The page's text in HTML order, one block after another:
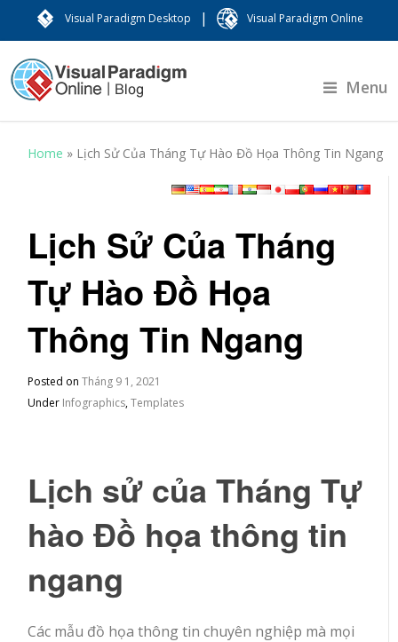
Visual Paradigm Desktop | Visual Paradigm Online
Menu
Home » Lịch Sử Của Tháng Tự Hào Đồ Họa Thông Tin Ngang
Lịch Sử Của Tháng
Tự Hào Đồ Họa
Thông Tin Ngang
Posted onTháng 9 1, 2021
Under Infographics,Templates
Lịch sử của Tháng Tự
hào Đồ họa thông tin
ngang
Các mẫu đồ họa thông tin chuyên nghiệp mà mọi